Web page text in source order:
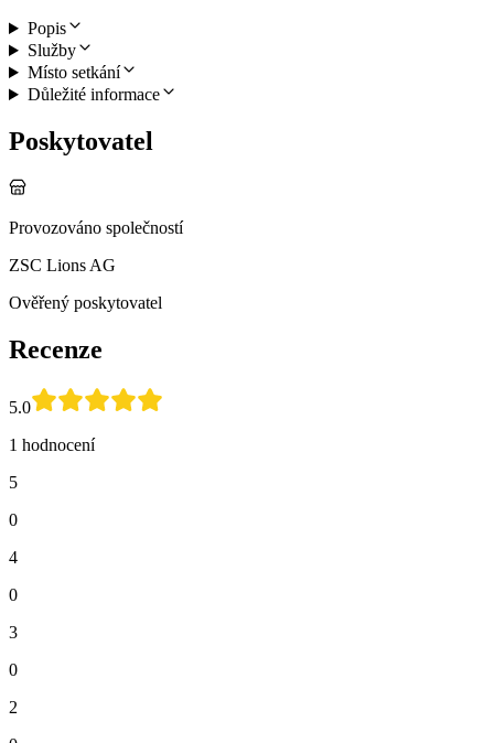
Popis
Služby
Místo setkání
Důležité informace
Poskytovatel
Provozováno společností
ZSC Lions AG
Ověřený poskytovatel
Recenze
5.0
1 hodnocení
5
0
4
0
3
0
2